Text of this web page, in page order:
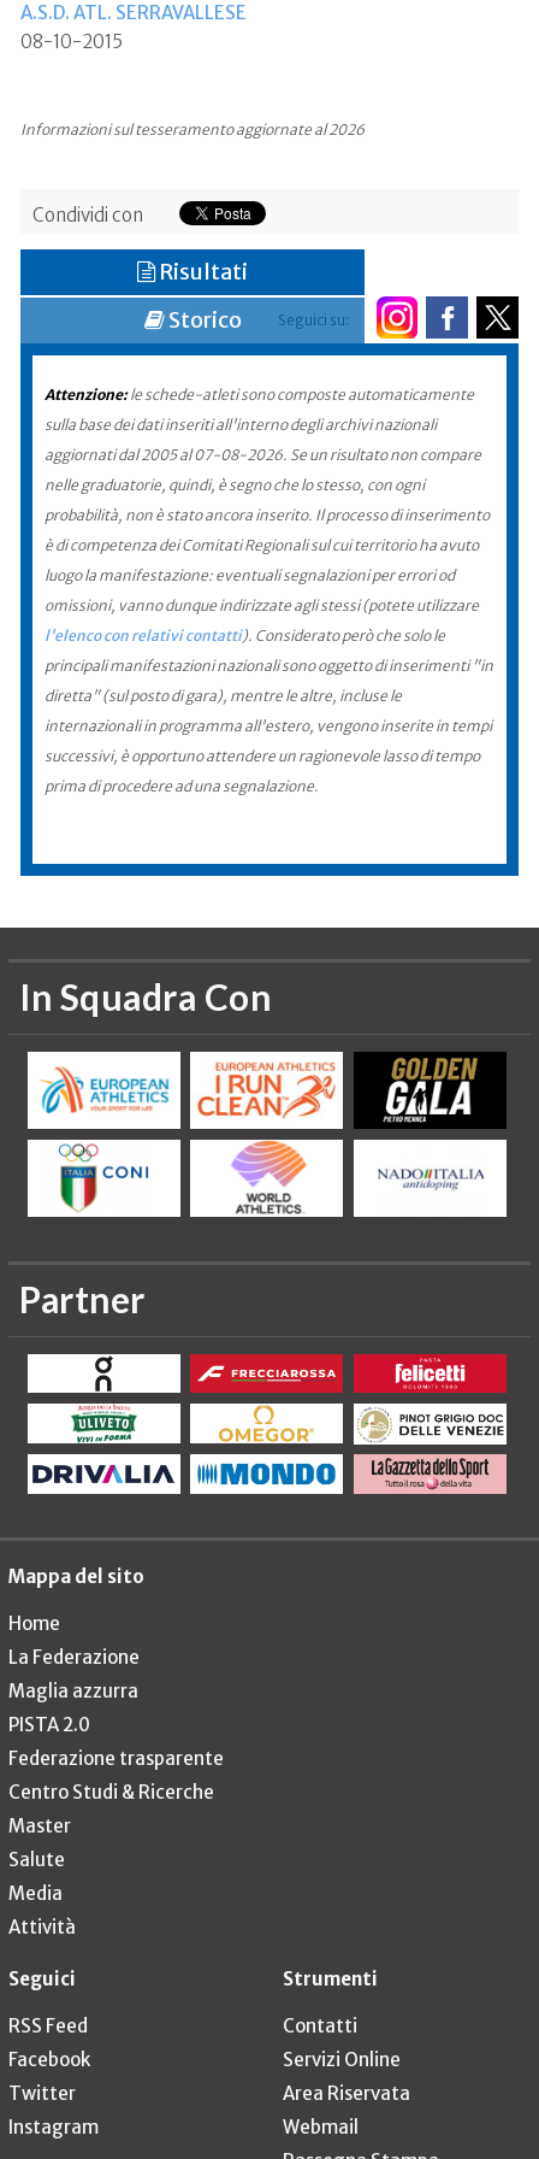
A.S.D. ATL. SERRAVALLESE
08-10-2015
Informazioni sul tesseramento aggiornate al 2026
Condividi con
Seguici su:
Risultati
Storico
Attenzione:le schede-atleti sono composte automaticamente
sulla base dei dati inseriti all'interno degli archivi nazionali
aggiornati dal 2005 al 07-08-2026. Se un risultato non compare
nelle graduatorie, quindi, è segno che lo stesso, con ogni
probabilità, non è stato ancora inserito. Il processo di inserimento
è di competenza dei Comitati Regionali sul cui territorio ha avuto
luogo la manifestazione: eventuali segnalazioni per errori od
omissioni, vanno dunque indirizzate agli stessi (potete utilizzare
l'elenco con relativi contatti). Considerato però che solo le
principali manifestazioni nazionali sono oggetto di inserimenti "in
diretta" (sul posto di gara), mentre le altre, incluse le
internazionali in programma all'estero, vengono inserite in tempi
successivi, è opportuno attendere un ragionevole lasso di tempo
prima di procedere ad una segnalazione.
In Squadra Con
Partner
Mappa del sito
Home
La Federazione
Maglia azzurra
PISTA 2.0
Federazione trasparente
Centro Studi & Ricerche
Master
Salute
Media
Attività
Seguici
RSS Feed
Facebook
Twitter
Instagram
Strumenti
Contatti
Servizi Online
Area Riservata
Webmail